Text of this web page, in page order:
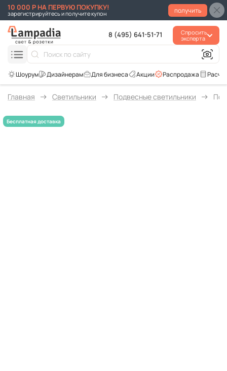
10 000 Р НА ПЕРВУЮ ПОКУПКУ!
зарегистрируйтесь и получите купон получить
8 (495) 641-51-71
Спросить
эксперта
Распродажа
Акции
Для бизнеса
Главная Светильники Подвесные светильники